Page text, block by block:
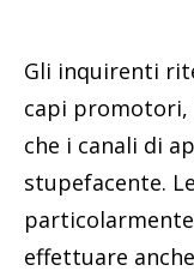
Gli inquirenti
capi
che i canali di
stupefacente.
effettuare